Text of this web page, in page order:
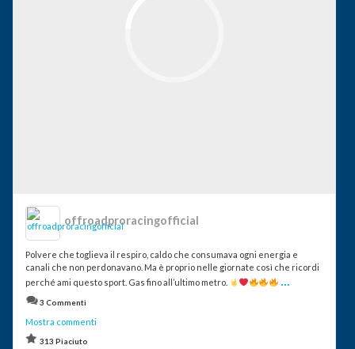
offroadproracingofficial
Polvere che toglieva il respiro, caldo che consumava ogni energia e
canali che non perdonavano. Ma è proprio nelle giornate così che ricordi
perché ami questo sport. Gas fino all’ultimo metro.
...
3 Commenti
Mostra commenti
313 Piaciuto